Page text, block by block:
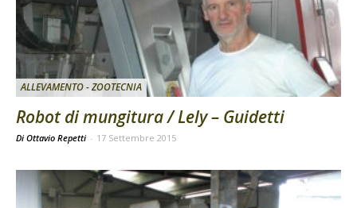
ALLEVAMENTO - ZOOTECNIA
Robot di mungitura / Lely – Guidetti
Di Ottavio Repetti - 17 Settembre 2015